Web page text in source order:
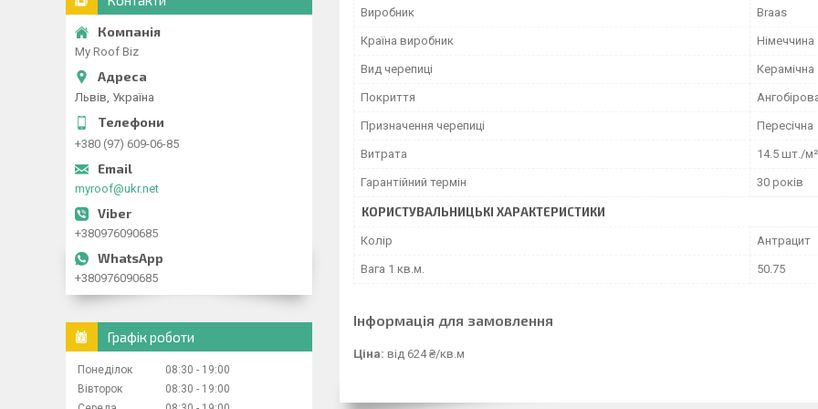
Виробник Braas
Країна виробник Німеччина
Вид черепиці Керамічна
Покриття
Призначення черепиці Пересічна
Витрата 14.5 шт./м²
Гарантійний термін 30 років
КОРИСТУВАЛЬНИЦЬКІ ХАРАКТЕРИСТИКИ
Колір Антрацит
Вага 1 кв.м. 50.75
Інформація для замовлення
Ціна: від 624 ₴/кв.м
My Roof Biz
Львів, Україна
+380 (97) 609-06-85
myroof@ukr.net
+380976090685
+380976090685
Графік роботи
Понеділок 08:30
19:00
Вівторок
08:30
19:00